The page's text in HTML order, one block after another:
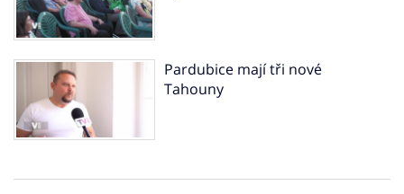
Pardubice mají tři nové
Tahouny